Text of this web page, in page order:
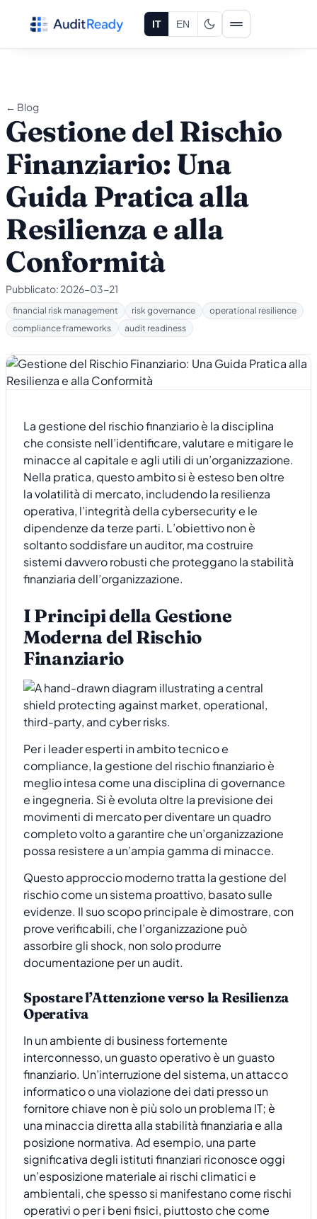
IT EN
← Blog
Gestione del Rischio
Finanziario: Una
Guida Pratica alla
Resilienza e alla
Conformità
Pubblicato: 2026-03-21
financial risk management risk governance
operational resilience
compliance frameworks
audit readiness
La gestione del rischio finanziario è la disciplina
che consiste nell’identificare, valutare e mitigare le
minacce al capitale e agli utili di un’organizzazione.
Nella pratica, questo ambito si è esteso ben oltre
la volatilità di mercato, includendo la resilienza
operativa, l’integrità della cybersecurity e le
dipendenze da terze parti. L’obiettivo non è
soltanto soddisfare un auditor, ma costruire
sistemi davvero robusti che proteggano la stabilità
finanziaria dell’organizzazione.
I Principi della Gestione
Moderna del Rischio
Finanziario
Per i leader esperti in ambito tecnico e
compliance, la gestione del rischio finanziario è
meglio intesa come una disciplina di governance
e ingegneria. Si è evoluta oltre la previsione dei
movimenti di mercato per diventare un quadro
completo volto a garantire che un’organizzazione
possa resistere a un’ampia gamma di minacce.
Questo approccio moderno tratta la gestione del
rischio come un sistema proattivo, basato sulle
evidenze. Il suo scopo principale è dimostrare, con
prove verificabili, che l’organizzazione può
assorbire gli shock, non solo produrre
documentazione per un audit.
Spostare l’Attenzione verso la Resilienza
Operativa
In un ambiente di business fortemente
interconnesso, un guasto operativo è un guasto
finanziario. Un’interruzione del sistema, un attacco
informatico o una violazione dei dati presso un
fornitore chiave non è più solo un problema IT; è
una minaccia diretta alla stabilità finanziaria e alla
posizione normativa. Ad esempio, una parte
significativa degli istituti finanziari riconosce oggi
un’esposizione materiale ai rischi climatici e
ambientali, che spesso si manifestano come rischi
operativi o per i beni fisici, piuttosto che come